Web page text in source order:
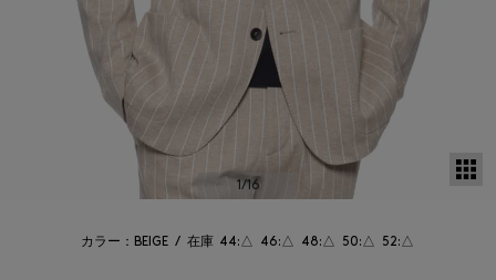
1/16
カラー：BEIGE / 在庫 44:△ 46:△ 48:△ 50:△ 52:△